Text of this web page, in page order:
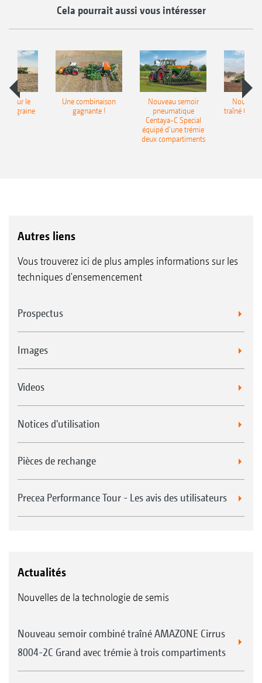
Cela pourrait aussi vous intéresser
pour le
Une combinaison
gagnante !
Nouveau semoir
pneumatique
Centaya-C Special
équipé d’une trémie
deux compartiments
traîné
Autres liens
Vous trouverez ici de plus amples informations sur les
techniques d'ensemencement
Prospectus
Images
Videos
Notices d'utilisation
Pièces de rechange
Precea Performance Tour - Les avis des utilisateurs
Actualités
Nouvelles de la technologie de semis
Nouveau semoir combiné traîné AMAZONE Cirrus
8004-2C Grand avec trémie à trois compartiments